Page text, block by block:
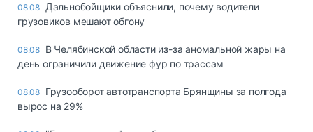
08.08 Дальнобойщики объяснили, почему водители
грузовиков мешают обгону
08.08 В Челябинской области из-за аномальной жары на
день ограничили движение фур по трассам
08.08 Грузооборот автотранспорта Брянщины за полгода
вырос на 29%